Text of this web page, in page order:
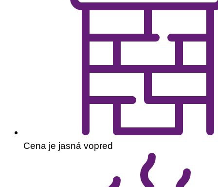
Cena je jasná vopred